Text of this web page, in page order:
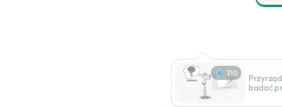
310
badać